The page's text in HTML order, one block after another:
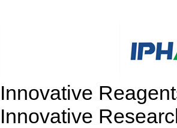
Innovative
Innovative